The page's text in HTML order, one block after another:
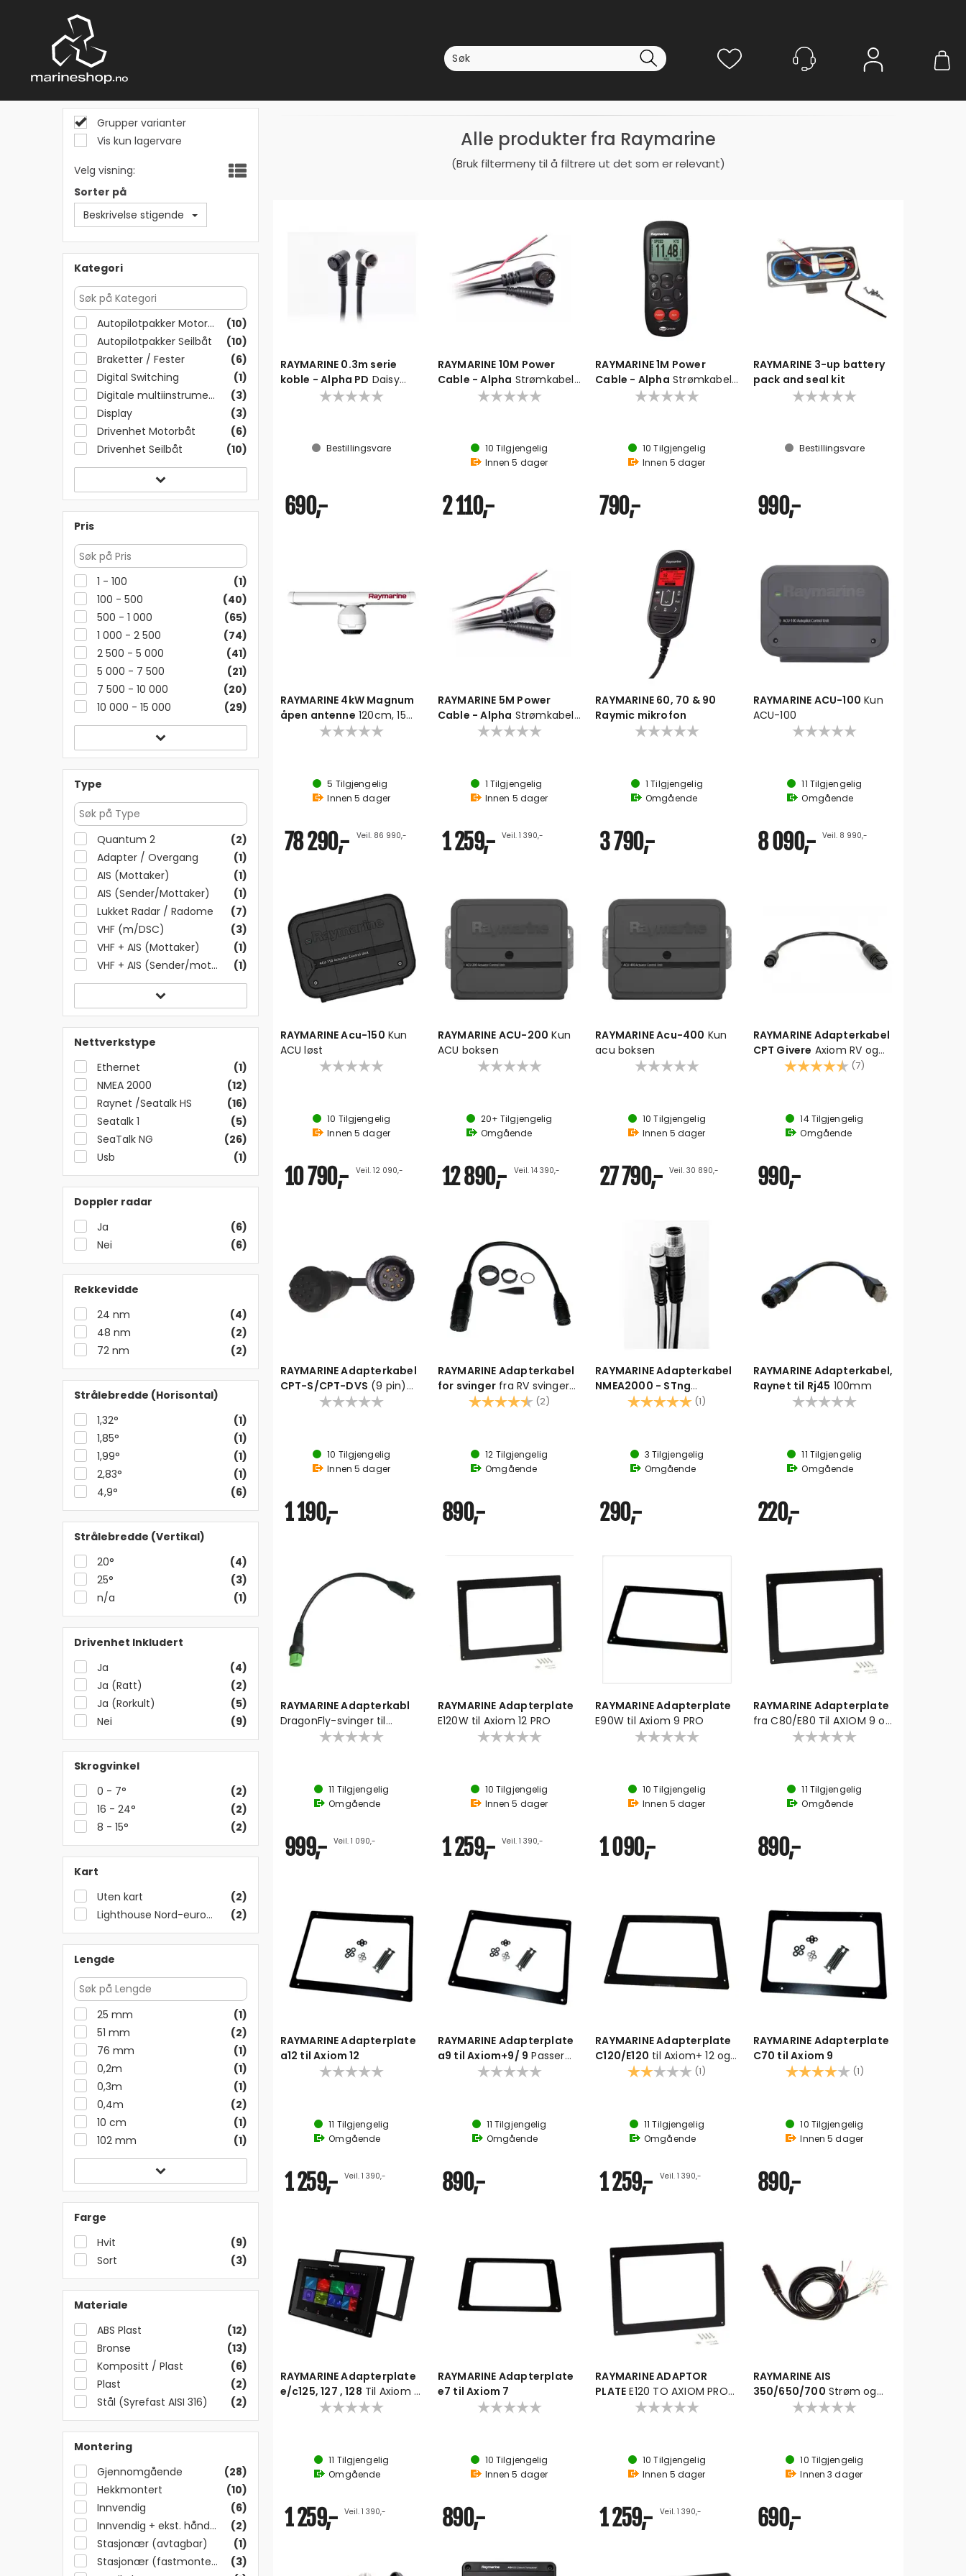
Grupper varianter
Vis kun lagervare
Velg visning:
Sorter på
Beskrivelse stigende
Kategori
Autopilotpakker Motorbåt
(10)
Autopilotpakker Seilbåt
(10)
Braketter / Fester
(6)
Digital Switching
(1)
Digitale multiinstrumenter
(3)
Display
(3)
Drivenhet Motorbåt
(6)
Drivenhet Seilbåt
(10)
Pris
1 - 100
(1)
100 - 500
(40)
500 - 1 000
(65)
1 000 - 2 500
(74)
2 500 - 5 000
(41)
5 000 - 7 500
(21)
7 500 - 10 000
(20)
10 000 - 15 000
(29)
Type
Quantum 2
(2)
Adapter / Overgang
(1)
AIS (Mottaker)
(1)
AIS (Sender/Mottaker)
(1)
Lukket Radar / Radome
(7)
VHF (m/DSC)
(3)
VHF + AIS (Mottaker)
(1)
VHF + AIS (Sender/mottaker)
(1)
Nettverkstype
Ethernet
(1)
NMEA 2000
(12)
Raynet /Seatalk HS
(16)
Seatalk 1
(5)
SeaTalk NG
(26)
Usb
(1)
Doppler radar
Ja
(6)
Nei
(6)
Rekkevidde
24 nm
(4)
48 nm
(2)
72 nm
(2)
Strålebredde (Horisontal)
1,32°
(1)
1,85°
(1)
1,99°
(1)
2,83°
(1)
4,9°
(6)
Strålebredde (Vertikal)
20°
(4)
25°
(3)
n/a
(1)
Drivenhet Inkludert
Ja
(4)
Ja (Ratt)
(2)
Ja (Rorkult)
(5)
Nei
(9)
Skrogvinkel
0 - 7°
(2)
16 - 24°
(2)
8 - 15°
(2)
Kart
Uten kart
(2)
Lighthouse Nord-europa
(2)
Lengde
25 mm
(1)
51 mm
(2)
76 mm
(1)
0,2m
(1)
0,3m
(1)
0,4m
(2)
10 cm
(1)
102 mm
(1)
Farge
Hvit
(9)
Sort
(3)
Materiale
ABS Plast
(12)
Bronse
(13)
Kompositt / Plast
(6)
Plast
(2)
Stål (Syrefast AISI 316)
(2)
Montering
Gjennomgående
(28)
Hekkmontert
(10)
Innvendig
(6)
Innvendig + ekst. håndsett
(2)
Stasjonær (avtagbar)
(1)
Stasjonær (fastmontert)
(3)
Alle produkter fra Raymarine
(Bruk filtermeny til å filtrere ut det som er relevant)
RAYMARINE 0.3m serie
koble - Alpha PD Daisy
Chain Kabel
Bestillingsvare
690,-
RAYMARINE 10M Power
Cable - Alpha Strømkabel
Perform Display
10 Tilgjengelig
Innen5 dager
2 110,-
RAYMARINE 1M Power
Cable - Alpha Strømkabel
Alpha Perform Display
10 Tilgjengelig
Innen 5 dager
790,-
RAYMARINE 3-up battery
pack and seal kit
Bestillingsvare
990,-
RAYMARINE 4kW Magnum
åpen antenne 120cm, 15m
5 Tilgjengelig
Innen5 dager
78 290,- Veil. 86 990,-
RAYMARINE 5M Power
Cable - Alpha Strømkabel
Alpha Perform Display
1 Tilgjengelig
Innen 5 dager
1 259,- Veil. 1 390,-
RAYMARINE 60, 70 & 90
Raymic mikrofon
Aktiverer stasjon-til-stasjon intercom-anrop mellom radio og RayMic
Kompakt, vanntett håndsett kan monteres hvor som helst inne eller ute
Innebygd høyttaler av førsteklasses kvalitet for krystallklar lyd.
1 Tilgjengelig
Omgående
3 790,-
RAYMARINE ACU-100 Kun
ACU-100
11 Tilgjengelig
Omgående
8 090,- Veil. 8 990,-
RAYMARINE Acu-150 Kun
ACU løst
10 Tilgjengelig
Innen5 dager
10 790,- Veil. 12 090,-
RAYMARINE ACU-200 Kun
ACU boksen
20+ Tilgjengelig
Omgående
12 890,- Veil. 14 390,-
RAYMARINE Acu-400 Kun
acu boksen
10 Tilgjengelig
Innen 5 dager
27 790,- Veil. 30 890,-
RAYMARINE Adapterkabel
CPT Givere Axiom RV og
Element S- 25-pin til 9-pin
Karakter: (7)
14Tilgjengelig
Omgående
990,-
RAYMARINE Adapterkabel
CPT-S/CPT-DVS (9 pin)
Element HV til CPT-S
10 Tilgjengelig
Innen5 dager
1 190,-
RAYMARINE Adapterkabel
for svinger fra RV svingere
25P til Airmar 7P
Karakter: (2)
12 Tilgjengelig
Omgående
890,-
RAYMARINE Adapterkabel
NMEA2000 - STng
NMEA2000(Han) til
Karakter: (1)
3 Tilgjengelig
Omgående
290,-
RAYMARINE Adapterkabel,
Raynet til Rj45 100mm
11 Tilgjengelig
Omgående
220,-
RAYMARINE Adapterkabl
DragonFly-svinger til
element serien
11 Tilgjengelig
Omgående
999,- Veil. 1 090,-
RAYMARINE Adapterplate
E120W til Axiom 12 PRO
10 Tilgjengelig
Innen5 dager
1 259,- Veil. 1 390,-
RAYMARINE Adapterplate
E90W til Axiom 9 PRO
10 Tilgjengelig
Innen 5 dager
1 090,-
RAYMARINE Adapterplate
fra C80/E80 Til AXIOM 9 og
11 Tilgjengelig
Omgående
890,-
RAYMARINE Adapterplate
a12 til Axiom 12
11 Tilgjengelig
Omgående
1 259,- Veil. 1 390,-
RAYMARINE Adapterplate
a9 til Axiom+9/ 9 Passer
fra A95,A97 og A98 til
11 Tilgjengelig
Omgående
890,-
RAYMARINE Adapterplate
C120/E120 til Axiom+ 12 og
Axiom 12 alle typer
Karakter: (1)
11 Tilgjengelig
Omgående
1 259,- Veil. 1 390,-
RAYMARINE Adapterplate
C70 til Axiom 9
Karakter:
(1)
10 Tilgjengelig
Innen5 dager
890,-
RAYMARINE Adapterplate
e/c125, 127 , 128 Til Axiom 12
11 Tilgjengelig
Omgående
1 259,- Veil. 1 390,-
RAYMARINE Adapterplate
e7 til Axiom 7
10 Tilgjengelig
Innen5 dager
890,-
RAYMARINE ADAPTOR
PLATE E120 TO AXIOM PRO
10 Tilgjengelig
Innen 5 dager
1 259,- Veil. 1 390,-
RAYMARINE AIS
350/650/700 Strøm og
Data kabel 2m
10 Tilgjengelig
Innen3 dager
690,-